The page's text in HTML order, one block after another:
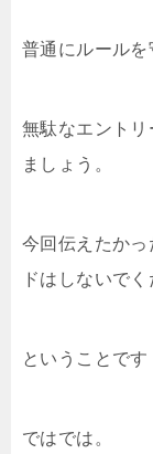
普通にルールを
無駄なエント
ましょう。
今回伝えたか
ドはしないでく
ということです
ではでは。